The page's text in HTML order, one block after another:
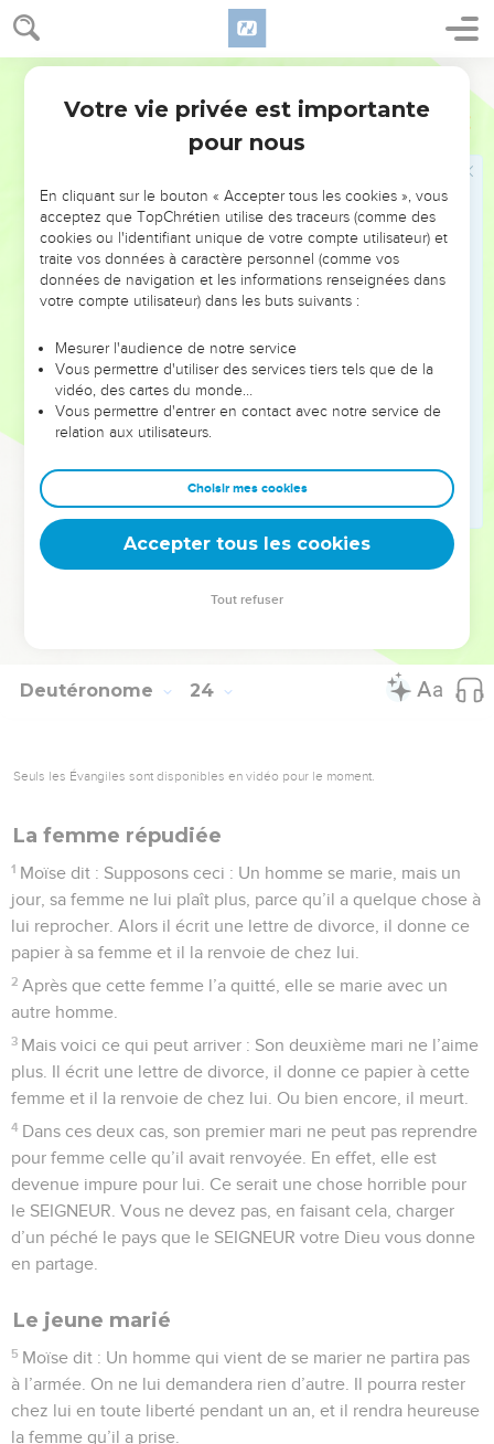
Deutéronome 23
dans tout ce que vous entreprendrez.
Les vœux
Moïse dit : Si vous faites le vœu de donner quelque chose
au SEIGNEUR votre Dieu, apportez votre offrande sans
aurez commis un péché.
Si vous ne faites pas de vœu, il n’y a pas de péché.
Mais si vous prononcez un vœu en toute liberté envers le
SEIGNEUR votre Dieu, efforcez-vous de réaliser ce que votre
bouche a promis.
Le droit de cueillir quelques fruits
Moïse dit : Si vous traversez une vigne qui n’est pas à
vous, vous pouvez manger autant de raisin que vous voulez.
Si vous traversez des champs de blé qui ne sont pas à
vous, vous pouvez arracher des épis à la main, mais vous ne
devez pas les couper avec une faucille.
© Société biblique française – Bibli’O, 2000, avec autorisation. Pour vous procurer
Deutéronome 24
Seuls les Évangiles sont disponibles en vidéo pour le moment.
La femme répudiée
1 Moïse dit : Supposons ceci : Un homme se marie, mais un
jour, sa femme ne lui plaît plus, parce qu’il a quelque chose à
lui reprocher. Alors il écrit une lettre de divorce, il donne ce
papier à sa femme et il la renvoie de chez lui.
2 Après que cette femme l’a quitté, elle se marie avec un
autre homme.
3 Mais voici ce qui peut arriver : Son deuxième mari ne l’aime
plus. Il écrit une lettre de divorce, il donne ce papier à cette
femme et il la renvoie de chez lui. Ou bien encore, il meurt.
4 Dans ces deux cas, son premier mari ne peut pas reprendre
pour femme celle qu’il avait renvoyée. En effet, elle est
devenue impure pour lui. Ce serait une chose horrible pour
le SEIGNEUR. Vous ne devez pas, en faisant cela, charger
d’un péché le pays que le SEIGNEUR votre Dieu vous donne
en partage.
Le jeune marié
5 Moïse dit : Un homme qui vient de se marier ne partira pas
à l’armée. On ne lui demandera rien d’autre. Il pourra rester
chez lui en toute liberté pendant un an, et il rendra heureuse
la femme qu’il a prise.
Votre vie privée est importante
pour nous
En cliquant sur le bouton « Accepter tous les cookies », vous
acceptez que TopChrétien utilise des traceurs (comme des
cookies ou l'identifiant unique de votre compte utilisateur) et
traite vos données à caractère personnel (comme vos
données de navigation et les informations renseignées dans
votre compte utilisateur) dans les buts suivants :
Mesurer l'audience de notre service
Vous permettre d'utiliser des services tiers tels que de la
vidéo, des cartes du monde…
Vous permettre d'entrer en contact avec notre service de
relation aux utilisateurs.
Choisir mes cookies
Accepter tous les cookies
Tout refuser